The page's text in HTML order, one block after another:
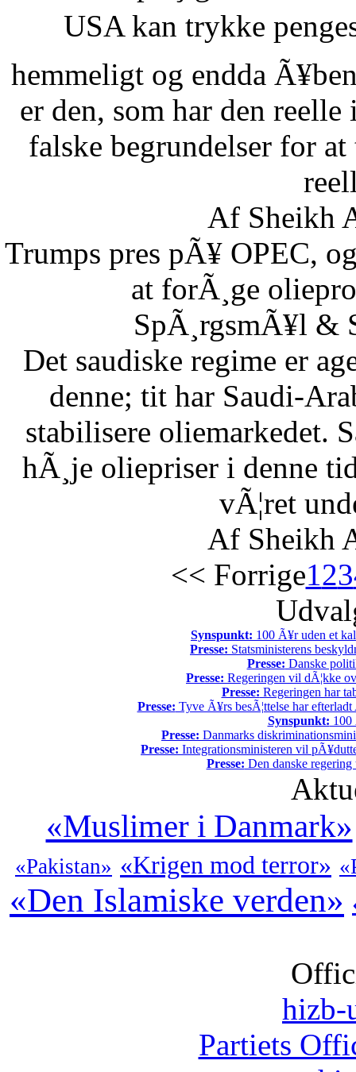
USA kan trykke
hemmeligt og endda
er den, som har den
falske begrundelser for
Af Sheikh
Trumps pres pÃ¥ OPEC,
at forÃ¸ge
SpÃ¸rgsmÃ¥l &
Det saudiske regime er
denne; tit har Saudi-
stabilisere oliemarkedet.
hÃ¸je oliepriser i denne
vÃ¦ret
Af Sheikh
<< Forrige123
Synspunkt: 100 Ã¥r uden et
Presse: Statsministerens
Presse: Danske
Presse: Regeringen vil dÃ¦kke
Presse: Regeringen har
Presse: Tyve Ã¥rs besÃ¦ttelse har
Synspunkt: 100
Presse: Danmarks
Presse: Integrationsministeren vil
Presse: Den danske
«Muslimer i Danmark»
«Pakistan» «Krigen mod terror»
«Den Islamiske verden»
hizb-
Partiets